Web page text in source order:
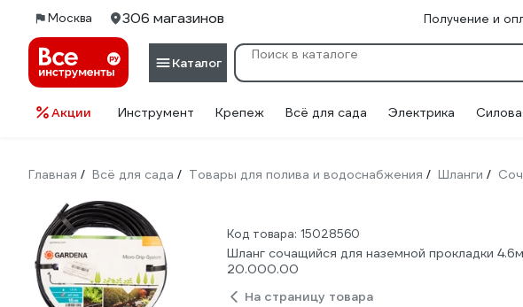
Москва 306 магазинов Получение и
Каталог
Акции Инструмент Крепеж Всё для сада Электрика
Главная / Всё для сада / Товары для полива и водоснабжения / Шланги /
Код товара: 15028560
Шланг сочащийся для наземной прокладки
20.000.00
На страницу товара